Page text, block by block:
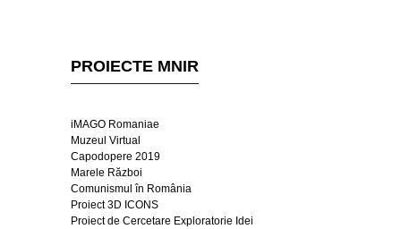
PROIECTE MNIR
iMAGO Romaniae
Muzeul Virtual
Capodopere 2019
Marele Război
Comunismul în România
Proiect 3D ICONS
Proiect de Cercetare Exploratorie Idei